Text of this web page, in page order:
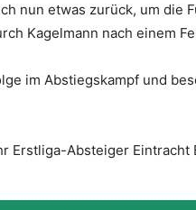
nun etwas zurück, um die
Kagelmann nach einem
im Abstiegskampf und
Erstliga-Absteiger